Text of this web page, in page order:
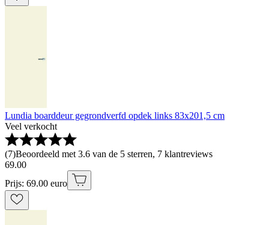
Lundia boarddeur gegrondverfd opdek links 83x201,5 cm
Veel verkocht
(7)Beoordeeld met 3.6 van de 5 sterren, 7 klantreviews
69.00
Prijs: 69.00 euro